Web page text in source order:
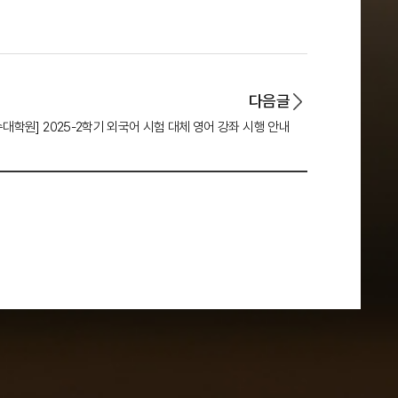
다음글
학원] 2025-2학기 외국어 시험 대체 영어 강좌 시행 안내